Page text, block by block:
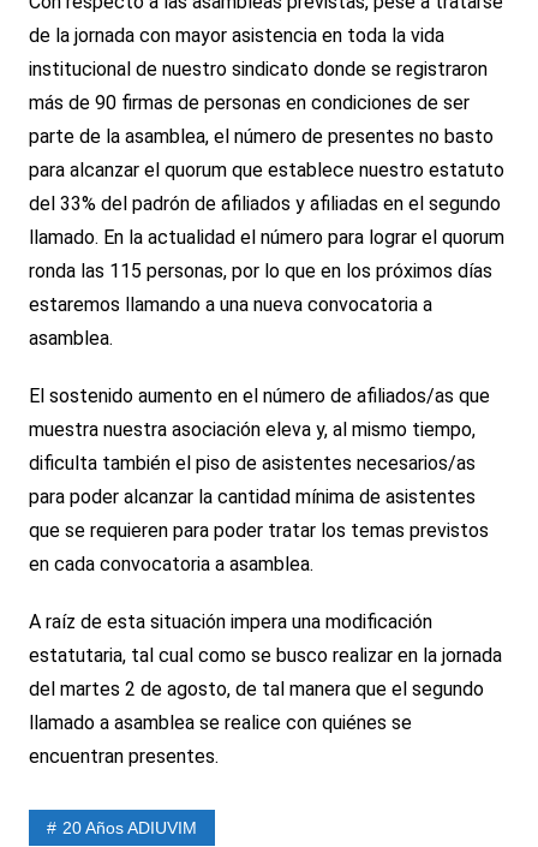
de la jornada con mayor asistencia en toda la vida
institucional de nuestro sindicato donde se registraron
más de 90 firmas de personas en condiciones de ser
parte de la asamblea, el número de presentes no basto
para alcanzar el quorum que establece nuestro estatuto
del 33% del padrón de afiliados y afiliadas en el segundo
llamado. En la actualidad el número para lograr el quorum
ronda las 115 personas, por lo que en los próximos días
estaremos llamando a una nueva convocatoria a
asamblea.
El sostenido aumento en el número de afiliados/as que
muestra nuestra asociación eleva y, al mismo tiempo,
dificulta también el piso de asistentes necesarios/as
para poder alcanzar la cantidad mínima de asistentes
que se requieren para poder tratar los temas previstos
en cada convocatoria a asamblea.
A raíz de esta situación impera una modificación
estatutaria, tal cual como se busco realizar en la jornada
del martes 2 de agosto, de tal manera que el segundo
llamado a asamblea se realice con quiénes se
encuentran presentes.
20 Años ADIUVIM